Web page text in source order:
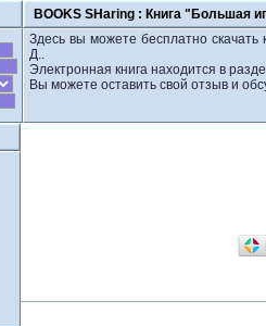
BOOKS SHaring : Книга "Большая
Здесь вы можете бесплатно
Д..
Электронная книга находится в
Вы можете оставить свой отзыв и